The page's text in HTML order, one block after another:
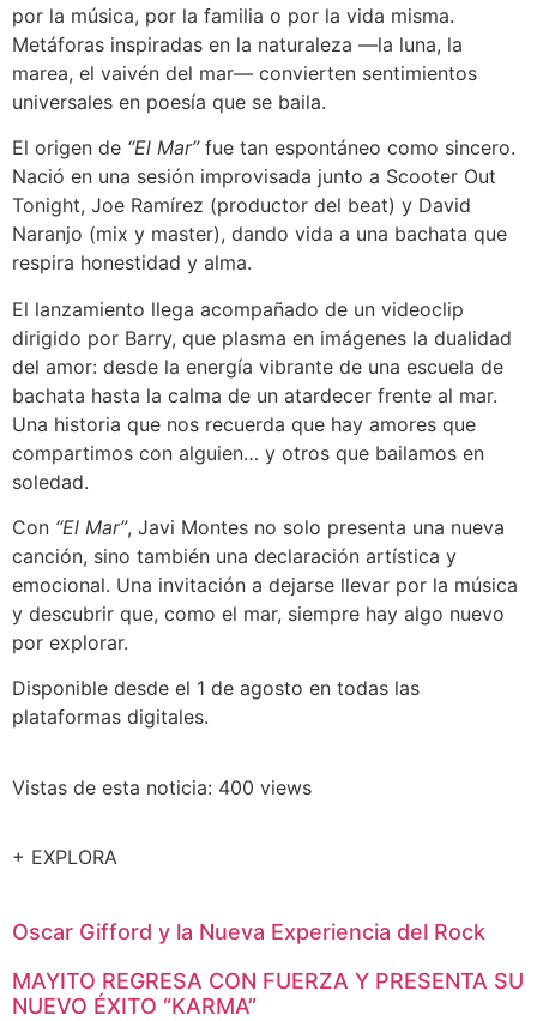
por la música, por la familia o por la vida misma.
Metáforas inspiradas en la naturaleza —la luna, la
marea, el vaivén del mar— convierten sentimientos
universales en poesía que se baila.
El origen de “El Mar”fue tan espontáneo como sincero.
Nació en una sesión improvisada junto a Scooter Out
Tonight, Joe Ramírez (productor del beat) y David
Naranjo (mix y master), dando vida a una bachata que
respira honestidad y alma.
El lanzamiento llega acompañado de un videoclip
dirigido por Barry, que plasma en imágenes la dualidad
del amor: desde la energía vibrante de una escuela de
bachata hasta la calma de un atardecer frente al mar.
Una historia que nos recuerda que hay amores que
compartimos con alguien… y otros que bailamos en
soledad.
Con “El Mar”, Javi Montes no solo presenta una nueva
canción, sino también una declaración artística y
emocional. Una invitación a dejarse llevar por la música
y descubrir que, como el mar, siempre hay algo nuevo
por explorar.
Disponible desde el 1 de agosto en todas las
plataformas digitales.
Vistas de esta noticia: 400 views
+ EXPLORA
Oscar Gifford y la Nueva Experiencia del Rock
MAYITO REGRESA CON FUERZA Y PRESENTA SU
NUEVO ÉXITO “KARMA”